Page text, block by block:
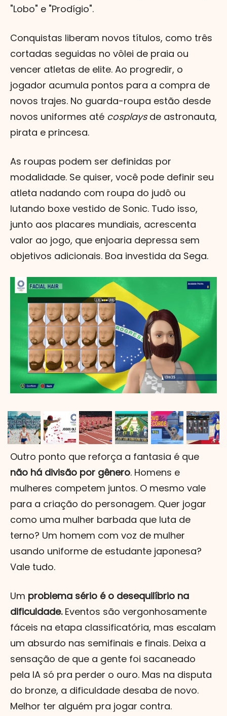
"Lobo" e "Prodígio".
Conquistas liberam novos títulos, como três
cortadas seguidas no vôlei de praia ou
vencer atletas de elite. Ao progredir, o
jogador acumula pontos para a compra de
novos trajes. No guarda-roupa estão desde
novos uniformes até cosplaysde astronauta,
pirata e princesa.
As roupas podem ser definidas por
modalidade. Se quiser, você pode definir seu
atleta nadando com roupa do judô ou
lutando boxe vestido de Sonic. Tudo isso,
junto aos placares mundiais, acrescenta
valor ao jogo, que enjoaria depressa sem
objetivos adicionais. Boa investida da Sega.
Outro ponto que reforça a fantasia é que
não há divisão por gênero. Homens e
mulheres competem juntos. O mesmo vale
para a criação do personagem. Quer jogar
como uma mulher barbada que luta de
terno? Um homem com voz de mulher
usando uniforme de estudante japonesa?
Vale tudo.
Um problema sério é o desequilíbrio na
dificuldade.Eventos são vergonhosamente
fáceis na etapa classificatória, mas escalam
um absurdo nas semifinais e finais. Deixa a
sensação de que a gente foi sacaneado
pela IA só pra perder o ouro. Mas na disputa
do bronze, a dificuldade desaba de novo.
Melhor ter alguém pra jogar contra.